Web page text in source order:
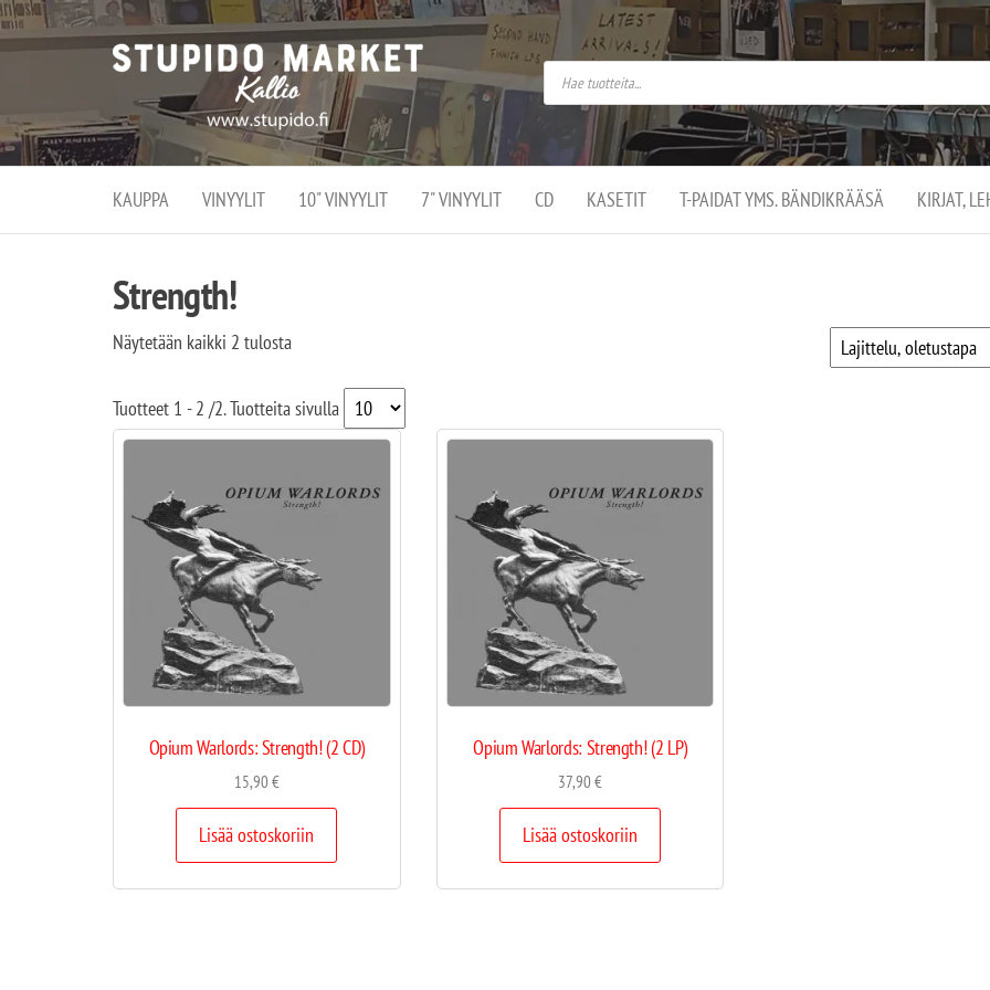
Stupido
Market –
verkossa
ja
kivijalassa
Stupido Market on
vaihtoehtomusaan
erikoistunut
verkko- sekä
kivijalkakauppa
Helsingissä
Kallion
KAUPPA VINYYLIT 10" VINYYLIT 7" VINYYLIT CD KASETIT T-PAIDAT YMS. BÄNDIKRÄÄSÄ KIRJAT,
Strength!
Näytetään kaikki 2 tulosta
Tuotteet 1 - 2 /2. Tuotteita sivulla
Opium Warlords: Strength! (2 CD)
15,90€
Lisää ostoskoriin
Opium Warlords: Strength! (2 LP)
37,90€
Lisää ostoskoriin